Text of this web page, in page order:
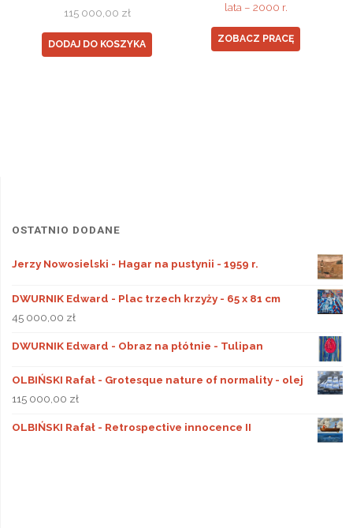
115 000,00 zł
DODAJ DO KOSZYKA
lata – 2000 r.
ZOBACZ PRACĘ
OSTATNIO DODANE
Jerzy Nowosielski - Hagar na pustynii - 1959 r.
DWURNIK Edward - Plac trzech krzyży - 65 x 81 cm
45 000,00 zł
DWURNIK Edward - Obraz na płótnie - Tulipan
OLBIŃSKI Rafał - Grotesque nature of normality - olej
115 000,00 zł
OLBIŃSKI Rafał - Retrospective innocence II